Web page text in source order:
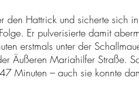
den Hattrick und sicherte sich in
Er pulverisierte damit
erstmals unter der
Äußeren Mariahilfer Straße.
Minuten – auch sie konnte